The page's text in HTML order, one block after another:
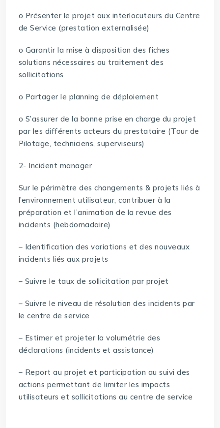
o Présenter le projet aux interlocuteurs du Centre
de Service (prestation externalisée)
o Garantir la mise à disposition des fiches
solutions nécessaires au traitement des
sollicitations
o Partager le planning de déploiement
o S’assurer de la bonne prise en charge du projet
par les différents acteurs du prestataire (Tour de
Pilotage, techniciens, superviseurs)
2- Incident manager
Sur le périmètre des changements & projets liés à
l’environnement utilisateur, contribuer à la
préparation et l’animation de la revue des
incidents (hebdomadaire)
– Identification des variations et des nouveaux
incidents liés aux projets
– Suivre le taux de sollicitation par projet
– Suivre le niveau de résolution des incidents par
le centre de service
– Estimer et projeter la volumétrie des
déclarations (incidents et assistance)
– Report au projet et participation au suivi des
actions permettant de limiter les impacts
utilisateurs et sollicitations au centre de service